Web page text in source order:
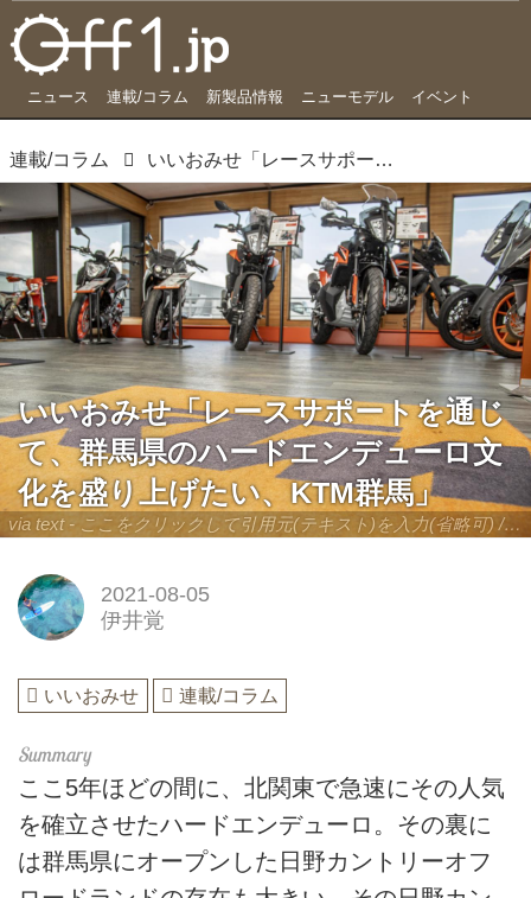
ニュース 連載/コラム 新製品情報 ニューモデル イベント
連載/コラム いいおみせ「レースサポートを通じて、群馬県のハードエンデューロ文化を盛り上げたい、KTM群馬」
via text - ここをクリックして引用元(テキスト)を入力(省略可) / site.to.link.com - ここをクリックして引用元を入力(省略可)
いいおみせ「レースサポートを通じ
て、群馬県のハードエンデューロ文
化を盛り上げたい、KTM群馬」
2021-08-05
伊井覚
いいおみせ 連載/コラム
ここ5年ほどの間に、北関東で急速にその人気
を確立させたハードエンデューロ。その裏に
は群馬県にオープンした日野カントリーオフ